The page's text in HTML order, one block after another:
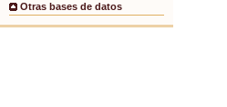
Otras bases de datos